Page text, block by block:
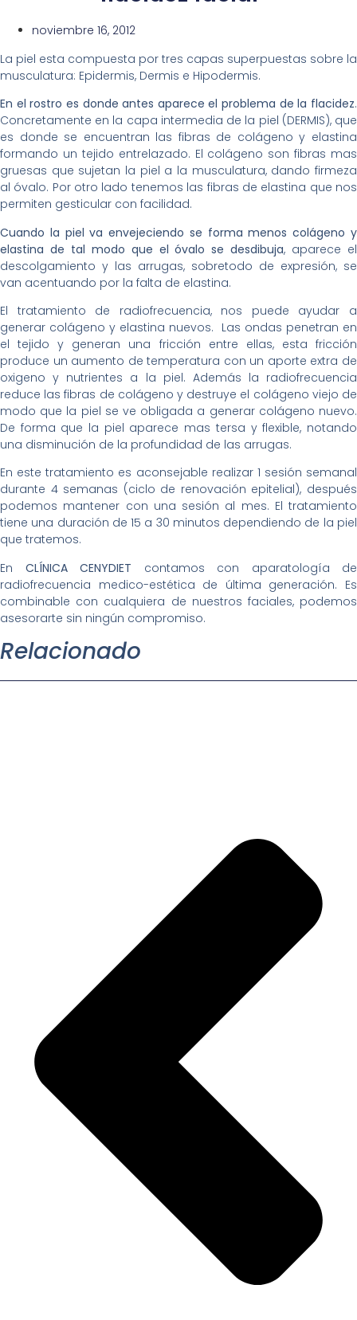
noviembre 16, 2012
La piel esta compuesta por tres capas superpuestas sobre la
musculatura: Epidermis, Dermis e Hipodermis.
En el rostro es donde antes aparece el problema de la flacidez.
Concretamente en la capa intermedia de la piel (DERMIS), que
es donde se encuentran las fibras de colágeno y elastina
formando un tejido entrelazado. El colágeno son fibras mas
gruesas que sujetan la piel a la musculatura, dando firmeza
al óvalo. Por otro lado tenemos las fibras de elastina que nos
permiten gesticular con facilidad.
Cuando la piel va envejeciendo se forma menos colágeno y
elastina de tal modo que el óvalo se desdibuja, aparece el
descolgamiento y las arrugas, sobretodo de expresión, se
van acentuando por la falta de elastina.
El tratamiento de radiofrecuencia, nos puede ayudar a
generar colágeno y elastina nuevos. Las ondas penetran en
el tejido y generan una fricción entre ellas, esta fricción
produce un aumento de temperatura con un aporte extra de
oxigeno y nutrientes a la piel. Además la radiofrecuencia
reduce las fibras de colágeno y destruye el colágeno viejo de
modo que la piel se ve obligada a generar colágeno nuevo.
De forma que la piel aparece mas tersa y flexible, notando
una disminución de la profundidad de las arrugas.
En este tratamiento es aconsejable realizar 1 sesión semanal
durante 4 semanas (ciclo de renovación epitelial), después
podemos mantener con una sesión al mes. El tratamiento
tiene una duración de 15 a 30 minutos dependiendo de la piel
que tratemos.
En CLÍNICA CENYDIET contamos con aparatología de
radiofrecuencia medico-estética de última generación. Es
combinable con cualquiera de nuestros faciales, podemos
asesorarte sin ningún compromiso.
Relacionado